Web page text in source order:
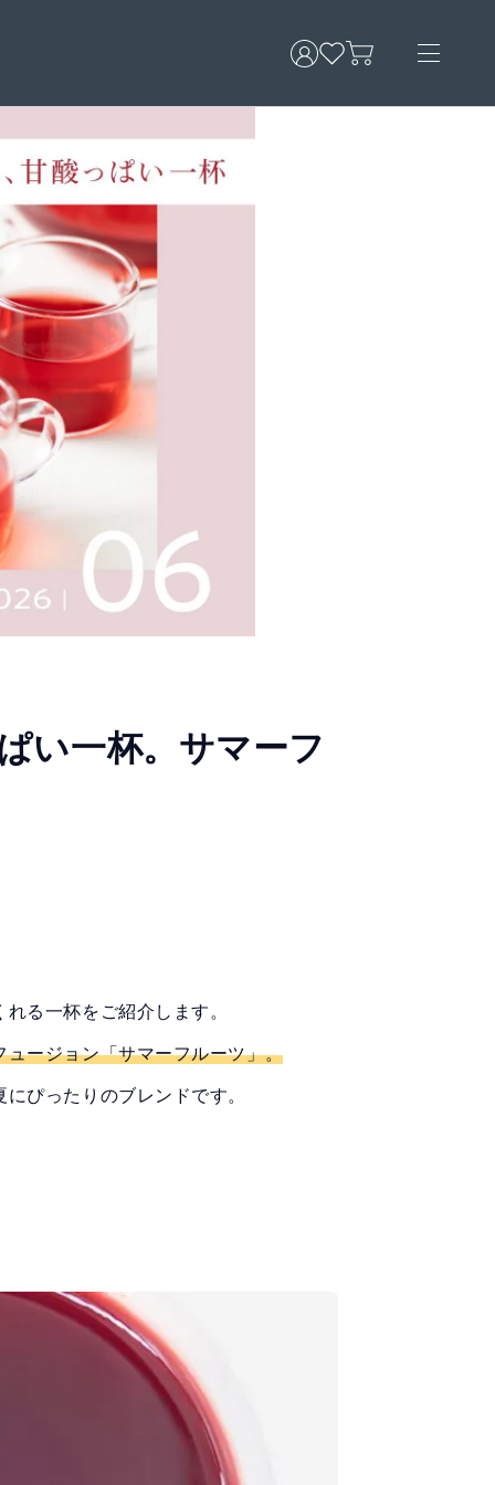
い一杯。サマーフ
る一杯をご紹介します。
ージョン「サマーフルーツ」。
ぴったりのブレンドです。